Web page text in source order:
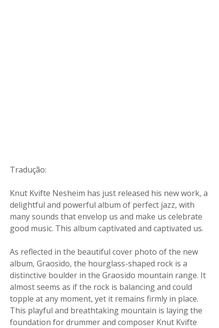
Tradução:
Knut Kvifte Nesheim has just released his new work, a
delightful and powerful album of perfect jazz, with
many sounds that envelop us and make us celebrate
good music. This album captivated and captivated us.
As reflected in the beautiful cover photo of the new
album, Graosido, the hourglass-shaped rock is a
distinctive boulder in the Graosido mountain range. It
almost seems as if the rock is balancing and could
topple at any moment, yet it remains firmly in place.
This playful and breathtaking mountain is laying the
foundation for drummer and composer Knut Kvifte